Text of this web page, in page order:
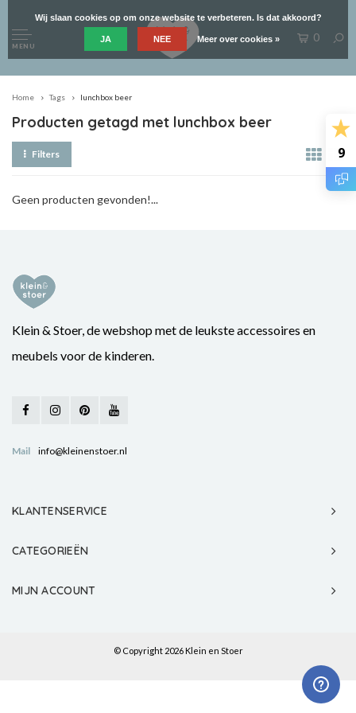
9
MENU
0
Home Tags lunchbox beer
Producten getagd met lunchbox beer
Filters
Geen producten gevonden!...
Klein & Stoer, de webshop met de leukste accessoires en
meubels voor de kinderen.
Mail info@kleinenstoer.nl
KLANTENSERVICE
CATEGORIEËN
MIJN ACCOUNT
© Copyright 2026 Klein en Stoer
Wij slaan cookies op om onze website te verbeteren. Is dat akkoord?
JA NEE Meer over cookies »